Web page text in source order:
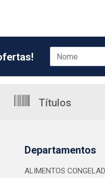
Títulos
Departamentos
ALIMENTOS